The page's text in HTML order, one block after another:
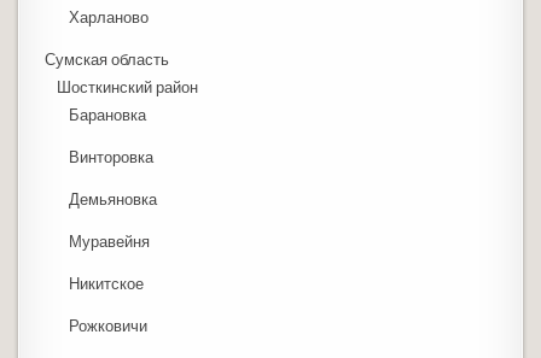
Харланово
Сумская область
Шосткинский район
Барановка
Винторовка
Демьяновка
Муравейня
Никитское
Рожковичи